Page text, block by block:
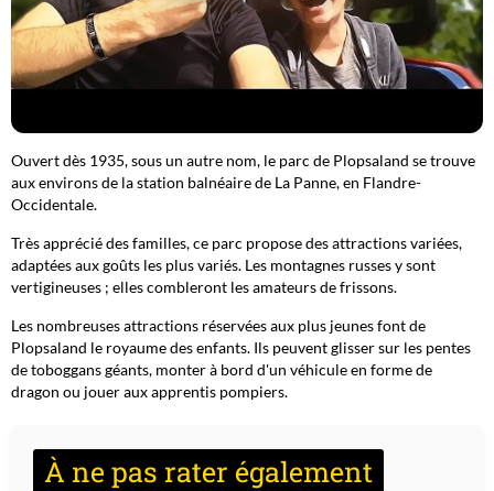
Ouvert dès 1935, sous un autre nom, le parc de Plopsaland se trouve
aux environs de la station balnéaire de La Panne, en Flandre-
Occidentale.
Très apprécié des familles, ce parc propose des attractions variées,
adaptées aux goûts les plus variés. Les montagnes russes y sont
vertigineuses ; elles combleront les amateurs de frissons.
Les nombreuses attractions réservées aux plus jeunes font de
Plopsaland le royaume des enfants. Ils peuvent glisser sur les pentes
de toboggans géants, monter à bord d'un véhicule en forme de
dragon ou jouer aux apprentis pompiers.
À ne pas rater également